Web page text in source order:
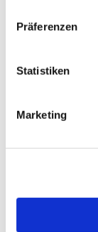
Präferenzen
Statistiken
Marketing